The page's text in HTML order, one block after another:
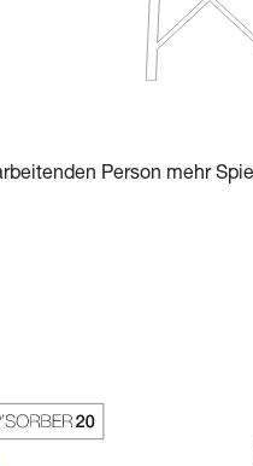
Person mehr